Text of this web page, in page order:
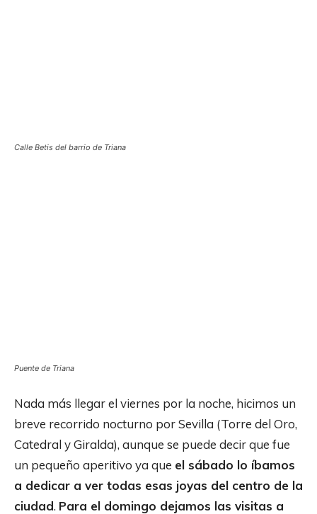
Calle Betis del barrio de Triana
Puente de Triana
Nada más llegar el viernes por la noche, hicimos un
breve recorrido nocturno por Sevilla (Torre del Oro,
Catedral y Giralda), aunque se puede decir que fue
un pequeño aperitivo ya que el sábado lo íbamos
a dedicar a ver todas esas joyas del centro de la
ciudad. Para el domingo dejamos las visitas a